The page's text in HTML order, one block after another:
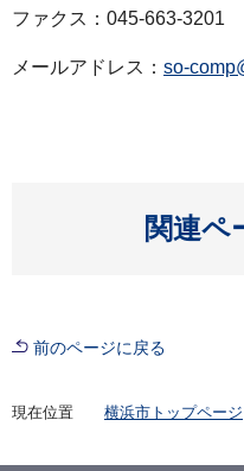
ファクス：045-663-3201
メールアドレス： so-
関連ペ
前のページに戻る
現在位置 横浜市トップページ